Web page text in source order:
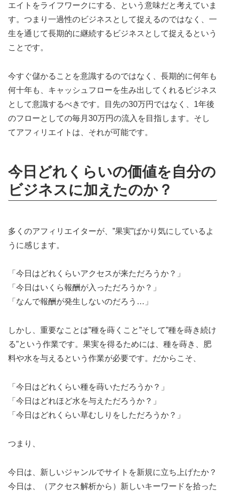
エイトをライフワークにする、という意味だと考えていま
す。つまり一過性のビジネスとして捉えるのではなく、一
生を通じて長期的に継続するビジネスとして捉えるという
ことです。
今すぐ儲かることを意識するのではなく、長期的に何年も
何十年も、キャッシュフローを生み出してくれるビジネス
として意識するべきです。目先の30万円ではなく、1年後
のフローとしての毎月30万円の流入を目指します。そし
てアフィリエイトは、それが可能です。
今日どれくらいの価値を自分の
ビジネスに加えたのか？
多くのアフィリエイターが、”果実”ばかり気にしているよ
うに感じます。
「今日はどれくらいアクセスが来ただろうか？」
「今日はいくら報酬が入っただろうか？」
「なんで報酬が発生しないのだろう…」
しかし、重要なことは”種を蒔くこと”そして”種を蒔き続け
る”という作業です。果実を得るためには、種を蒔き、肥
料や水を与えるという作業が必要です。だからこそ、
「今日はどれくらい種を蒔いただろうか？」
「今日はどれほど水を与えただろうか？」
「今日はどれくらい草むしりをしただろうか？」
つまり、
今日は、新しいジャンルでサイトを新規に立ち上げたか？
今日は、（アクセス解析から）新しいキーワードを拾った